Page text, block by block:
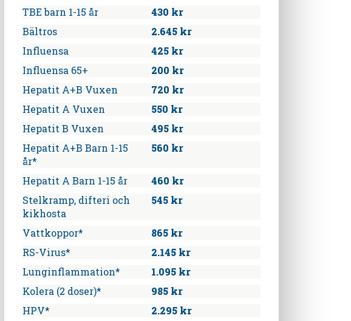
TBE barn 1-15 år
430 kr
Bältros
2.645 kr
Influensa
425 kr
Influensa 65+
200 kr
Hepatit A+B Vuxen
720 kr
Hepatit A Vuxen
550 kr
Hepatit B Vuxen
495 kr
Hepatit A+B Barn 1-15
år*
560 kr
Hepatit A Barn 1-15 år
460 kr
Stelkramp, difteri och
kikhosta
545 kr
Vattkoppor*
865 kr
RS-Virus*
2.145 kr
Lunginflammation*
1.095 kr
Kolera (2 doser)*
985 kr
HPV*
2.295 kr